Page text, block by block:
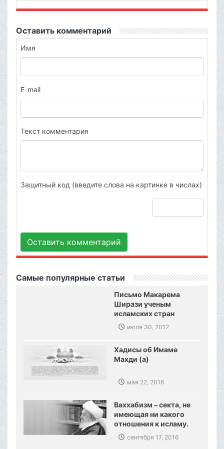
Оставить комментарий
Имя
E-mail
Текст комментария
Защитный код (введите слова на картинке в числах)
Оставить комментарий
Самые популярные статьи
Письмо Макарема
Ширази ученым
исламских стран
июля 30, 2012
Хадисы об Имаме
Махди (а)
мая 22, 2016
Ваххабизм – секта, не
имеющая ни какого
отношения к исламу.
Созданы предпосылки,
сокрушения
сентября 17, 2016